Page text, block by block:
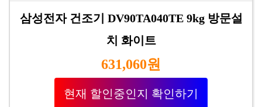
삼성전자 건조기 DV90TA040TE 9kg 방문설
치 화이트
631,060원
현재 할인중인지 확인하기